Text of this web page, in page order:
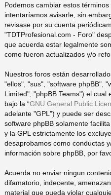
do
s
Podemos cambiar estos
intentaríamos avisarle, sin
revisase por su cuenta
"TDTProfesional.com - Foro"
que acuerda estar legalmente
como fueron actualizados y/o
Nuestros foros están
"ellos", "sus", "software phpBB",
Limited", "phpBB Teams") el cual
bajo la “GNU General Public
adelante "GPL") y puede ser
software phpBB solamente
y la GPL estrictamente los
desaprobamos como conductas
información sobre phpBB, por
Acuerda no enviar ningun
difamatorio, indecente,
material que pueda violar